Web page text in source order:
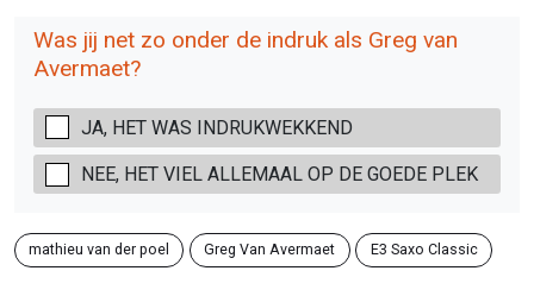
Was jij net zo onder de indruk als Greg van
Avermaet?
JA, HET WAS INDRUKWEKKEND
NEE, HET VIEL ALLEMAAL OP DE GOEDE PLEK
mathieu van der poel Greg Van Avermaet E3 Saxo Classic